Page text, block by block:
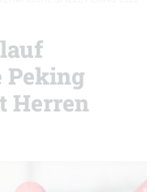
Peking
Herren